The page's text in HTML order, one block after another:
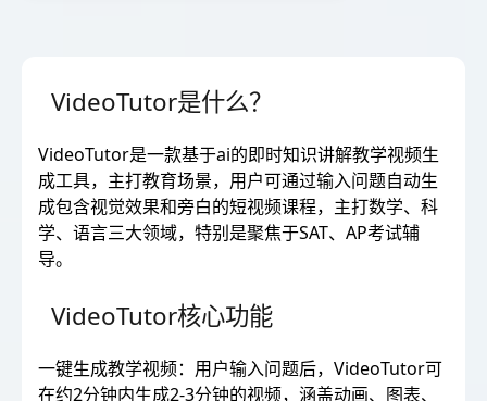
VideoTutor是什么？
VideoTutor是一款基于ai的即时知识讲解教学视频生
成工具，主打教育场景，用户可通过输入问题自动生
成包含视觉效果和旁白的短视频课程，主打数学、科
学、语言三大领域，特别是聚焦于SAT、AP考试辅
导。
VideoTutor核心功能
一键生成教学视频：用户输入问题后，VideoTutor可
在约2分钟内生成2-3分钟的视频，涵盖动画、图表、